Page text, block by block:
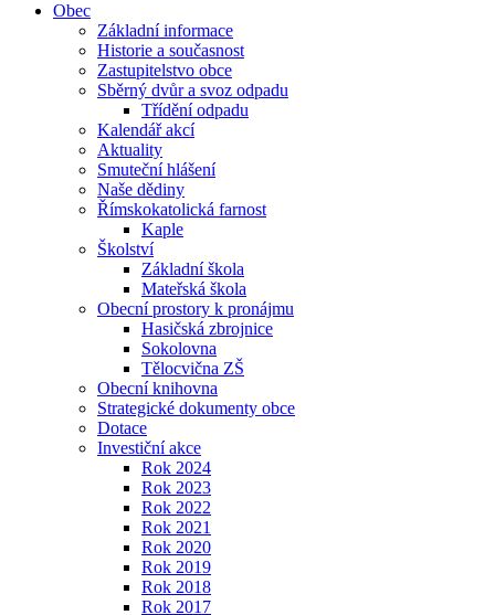
Obec
Základní informace
Historie a současnost
Zastupitelstvo obce
Sběrný dvůr a svoz odpadu
Třídění odpadu
Kalendář akcí
Aktuality
Smuteční hlášení
Naše dědiny
Římskokatolická farnost
Kaple
Školství
Základní škola
Mateřská škola
Obecní prostory k pronájmu
Hasičská zbrojnice
Sokolovna
Tělocvična ZŠ
Obecní knihovna
Strategické dokumenty obce
Dotace
Investiční akce
Rok 2024
Rok 2023
Rok 2022
Rok 2021
Rok 2020
Rok 2019
Rok 2018
Rok 2017